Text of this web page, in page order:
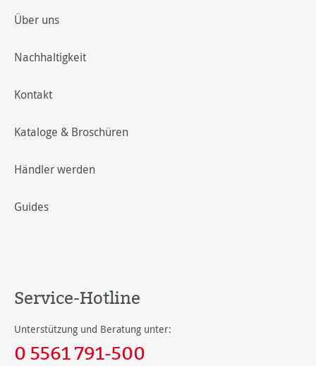
Über uns
Nachhaltigkeit
Kontakt
Kataloge & Broschüren
Händler werden
Guides
Service-Hotline
Unterstützung und Beratung unter:
0 5561 791-500